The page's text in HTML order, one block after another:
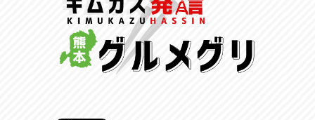
呑めや喋れや！
2026/07/26
リスナーの集い！
2026/07/25